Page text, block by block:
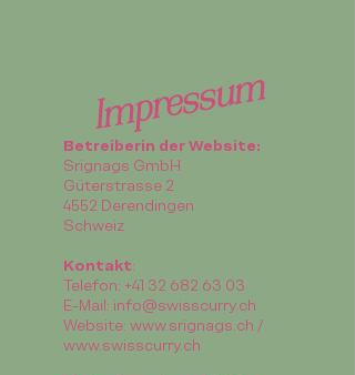
Impressum
Betreiberin der Website:
Srignags GmbH
Güterstrasse 2
4552 Derendingen
Schweiz
Kontakt:
Telefon: +41 32 682 63 03
E-Mail: info@swisscurry.ch
Website: www.srignags.ch /
www.swisscurry.ch